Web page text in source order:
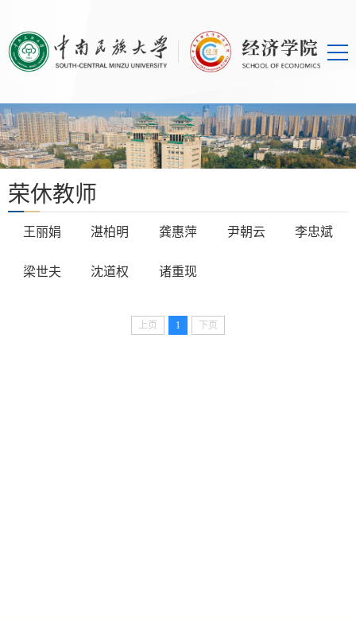
荣休教师
王丽娟 湛柏明 龚惠萍 尹朝云 李忠斌
梁世夫 沈道权 诸重现
上页 1 下页